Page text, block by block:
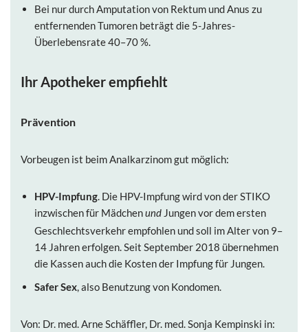
Bei nur durch Amputation von Rektum und Anus zu
entfernenden Tumoren beträgt die 5-Jahres-
Überlebensrate 40–70 %.
Ihr Apotheker empfiehlt
Prävention
Vorbeugen ist beim Analkarzinom gut möglich:
HPV-Impfung. Die HPV-Impfung wird von der STIKO
inzwischen für Mädchen und Jungen vor dem ersten
Geschlechtsverkehr empfohlen und soll im Alter von 9–
14 Jahren erfolgen. Seit September 2018 übernehmen
die Kassen auch die Kosten der Impfung für Jungen.
Safer Sex, also Benutzung von Kondomen.
Von: Dr. med. Arne Schäffler, Dr. med. Sonja Kempinski in: